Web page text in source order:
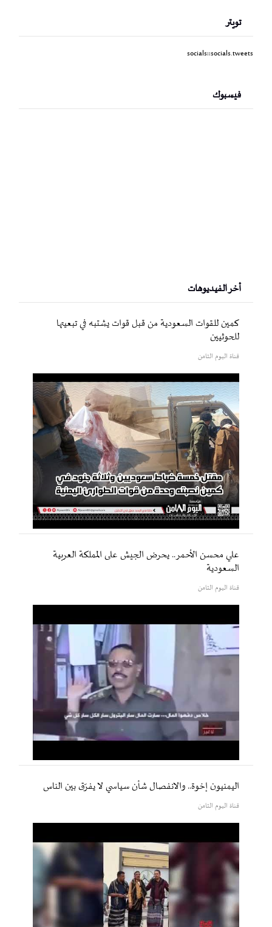
تويتر
socials::socials.tweets
فيسبوك
أخر الفيديوهات
كمين للقوات السعودية من قبل قوات يشتبه في تبعيتها
للحوثيين
قناة اليوم الثامن
علي محسن الأحمر.. يحرض الجيش على المملكة العربية
السعودية
قناة اليوم الثامن
اليمنيون إخوة.. والانفصال شأن سياسي لا يفرّق بين الناس
قناة اليوم الثامن